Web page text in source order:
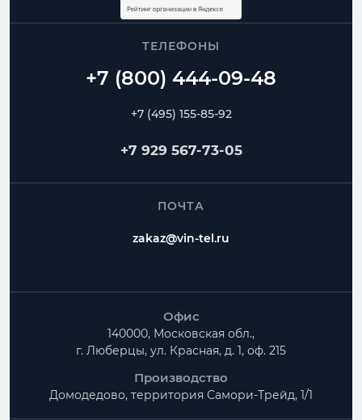
ТЕЛЕФОНЫ
+7 (495) 155-85-92
+7 929 567-73-05
ПОЧТА
zakaz@vin-tel.ru
Офис
140000, Московская обл.,
г. Люберцы, ул. Красная, д. 1, оф. 215
Производство
Домодедово, территория Самори-Трейд, 1/1